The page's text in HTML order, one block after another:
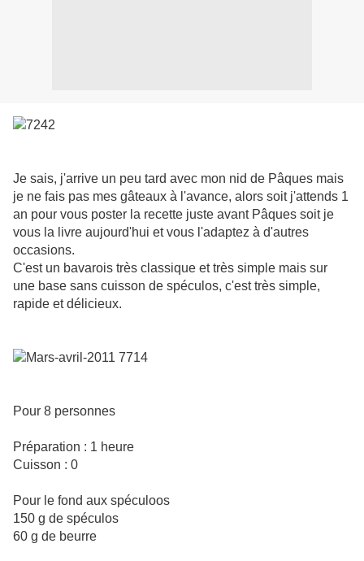
Je sais, j'arrive un peu tard avec mon nid de Pâques mais
je ne fais pas mes gâteaux à l'avance, alors soit j'attends 1
an pour vous poster la recette juste avant Pâques soit je
vous la livre aujourd'hui et vous l'adaptez à d'autres
occasions.
C'est un bavarois très classique et très simple mais sur
une base sans cuisson de spéculos, c'est très simple,
rapide et délicieux.
Pour 8 personnes
Préparation : 1 heure
Cuisson : 0
Pour le fond aux spéculoos
150 g de spéculos
60 g de beurre